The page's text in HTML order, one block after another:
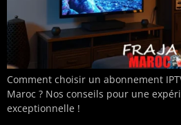
Comment choisir un abonnement
Maroc ? Nos conseils pour une
exceptionnelle !